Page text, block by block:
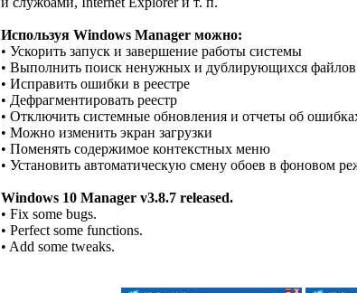
Используя Windows Manager можно:
• Ускорить запуск и завершение работы системы
• Выполнить поиск ненужных и дублирующихся файлов
• Исправить ошибки в реестре
• Дефрагментировать реестр
• Отключить системные обновления и отчеты об
• Можно изменить экран загрузки
• Поменять содержимое контекстных меню
• Установить автоматическую смену обоев в фоновом
Windows 10 Manager v3.8.7 released.
• Fix some bugs.
• Perfect some functions.
• Add some tweaks.